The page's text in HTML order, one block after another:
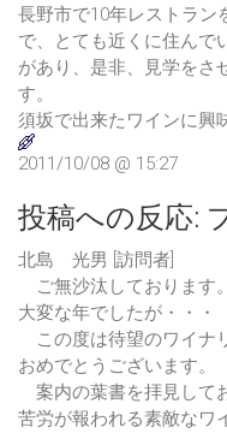
長野市で10年レストラン
で、とても近くに住んで
があり、是非、見学をさ
す。
須坂で出来たワインに興
2011/10/08 @ 15:27
投稿への反応:
北島 光男 [訪問者]
ご無沙汰しております。
大変な年でしたが・・・
この度は待望のワイナ
おめでとうございます。
案内の葉書を拝見して
苦労が報われる素敵なワ